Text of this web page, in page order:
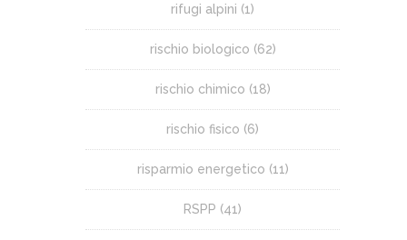
rifugi alpini (1)
rischio biologico (62)
rischio chimico (18)
rischio fisico (6)
risparmio energetico (11)
RSPP (41)